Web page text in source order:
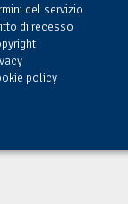
del servizio
di recesso
policy